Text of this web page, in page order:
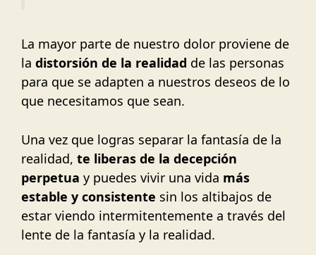
La mayor parte de nuestro dolor proviene de
la distorsión de la realidad de las personas
para que se adapten a nuestros deseos de lo
que necesitamos que sean.
Una vez que logras separar la fantasía de la
realidad, te liberas de la decepción
perpetua y puedes vivir una vida más
estable y consistente sin los altibajos de
estar viendo intermitentemente a través del
lente de la fantasía y la realidad.